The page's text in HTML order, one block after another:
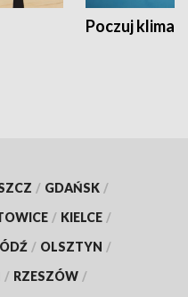
Poczuj klimat
/ GDAŃSK /
/ KIELCE /
/ OLSZTYN /
/ RZESZÓW /